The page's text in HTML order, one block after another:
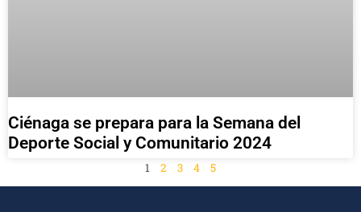
Ciénaga se prepara para la Semana del
Deporte Social y Comunitario 2024
1 2 3 4 5